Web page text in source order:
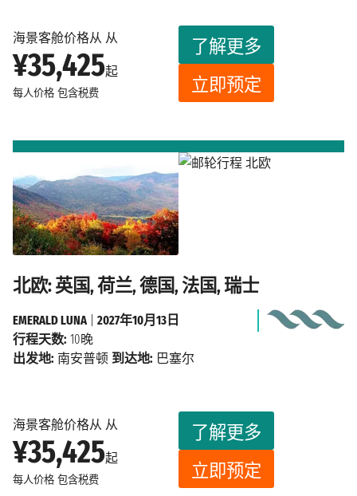
海景客舱价格从 从
¥35,425起
每人价格 包含税费
了解更多
立即预定
北欧: 英国, 荷兰, 德国, 法国, 瑞士
海景客舱价格从 从
¥35,425起
每人价格 包含税费
了解更多
立即预定
EMERALD LUNA| 2027年10月13日
行程天数: 10晚
出发地: 南安普顿 到达地: 巴塞尔